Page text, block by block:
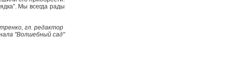
Мы всегда рады
гл. редактор
"Волшебный сад"